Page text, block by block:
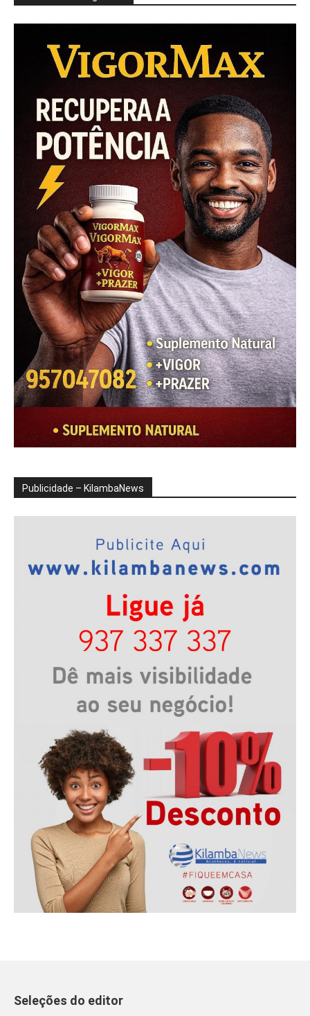
Publicidade – KilambaNews
Seleções do editor